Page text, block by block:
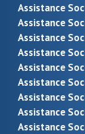
Assistance
Assistance
Assistance
Assistance
Assistance
Assistance
Assistance
Assistance
Assistance